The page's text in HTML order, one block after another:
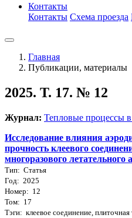
Контакты
Контакты Схема проезда
Главная
Публикации, материалы
2025. Т. 17. № 12
Журнал: Тепловые процессы
Исследование влияния
прочность клеевого
многоразового
Тип: Статья
Год: 2025
Номер: 12
Том: 17
Тэги: клеевое соединение,